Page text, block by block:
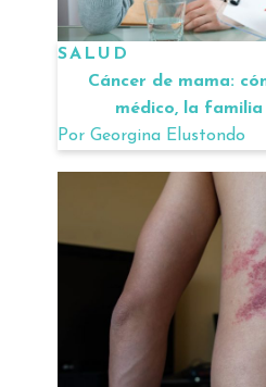
SALUD
Cáncer de mama:
médico, la
Por Georgina Elustondo